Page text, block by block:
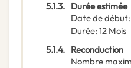
5.1.3. Durée estimée
Date de début:
Durée: 12 Mois
5.1.4. Reconduction
Nombre